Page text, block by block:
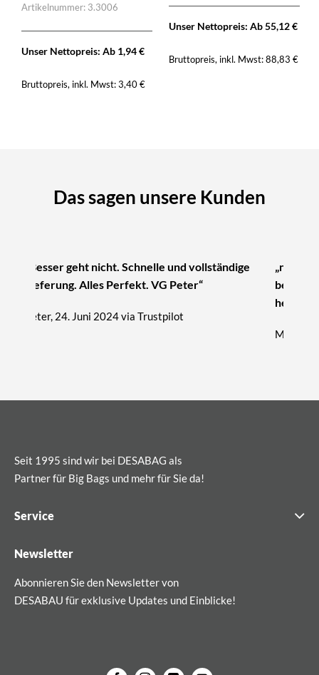
Artikelnummer: 3.3006
Unser Nettopreis: Ab 1,94€
Bruttopreis, inkl. Mwst: 3,40€
Unser Nettopreis: Ab55,12€
Bruttopreis, inkl. Mwst: 88,83 €
Das sagen unsere Kunden
„Besser geht nicht. Schnelle und vollständige
Lieferung. Alles Perfekt. VG Peter“
Peter, 24. Juni 2024 via Trustpilot
„nur zu
Michael,
Seit 1995 sind wir bei DESABAG als
Partner für Big Bags und mehr für Sie da!
Service
Newsletter
Abonnieren Sie den Newsletter von
DESABAU für exklusive Updates und Einblicke!